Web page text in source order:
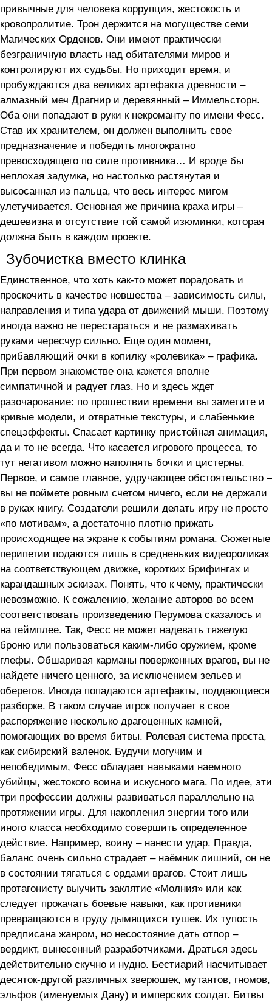
привычные для человека коррупция, жестокость и
кровопролитие. Трон держится на могуществе семи
Магических Орденов. Они имеют практически
безграничную власть над обитателями миров и
контролируют их судьбы. Но приходит время, и
пробуждаются два великих артефакта древности –
алмазный меч Драгнир и деревянный – Иммельсторн.
Оба они попадают в руки к некроманту по имени Фесс.
Став их хранителем, он должен выполнить свое
предназначение и победить многократно
превосходящего по силе противника… И вроде бы
неплохая задумка, но настолько растянутая и
высосанная из пальца, что весь интерес мигом
улетучивается. Основная же причина краха игры –
дешевизна и отсутствие той самой изюминки, которая
должна быть в каждом проекте.
Зубочистка вместо клинка
Единственное, что хоть как-то может порадовать и
проскочить в качестве новшества – зависимость силы,
направления и типа удара от движений мыши. Поэтому
иногда важно не перестараться и не размахивать
руками чересчур сильно. Еще один момент,
прибавляющий очки в копилку «ролевика» – графика.
При первом знакомстве она кажется вполне
симпатичной и радует глаз. Но и здесь ждет
разочарование: по прошествии времени вы заметите и
кривые модели, и отвратные текстуры, и слабенькие
спецэффекты. Спасает картинку пристойная анимация,
да и то не всегда. Что касается игрового процесса, то
тут негативом можно наполнять бочки и цистерны.
Первое, и самое главное, удручающее обстоятельство –
вы не поймете ровным счетом ничего, если не держали
в руках книгу. Создатели решили делать игру не просто
«по мотивам», а достаточно плотно прижать
происходящее на экране к событиям романа. Сюжетные
перипетии подаются лишь в средненьких видеороликах
на соответствующем движке, коротких брифингах и
карандашных эскизах. Понять, что к чему, практически
невозможно. К сожалению, желание авторов во всем
соответствовать произведению Перумова сказалось и
на геймплее. Так, Фесс не может надевать тяжелую
броню или пользоваться каким-либо оружием, кроме
глефы. Обшаривая карманы поверженных врагов, вы не
найдете ничего ценного, за исключением зельев и
оберегов. Иногда попадаются артефакты, поддающиеся
разборке. В таком случае игрок получает в свое
распоряжение несколько драгоценных камней,
помогающих во время битвы. Ролевая система проста,
как сибирский валенок. Будучи могучим и
непобедимым, Фесс обладает навыками наемного
убийцы, жестокого воина и искусного мага. По идее, эти
три профессии должны развиваться параллельно на
протяжении игры. Для накопления энергии того или
иного класса необходимо совершить определенное
действие. Например, воину – нанести удар. Правда,
баланс очень сильно страдает – наёмник лишний, он не
в состоянии тягаться с ордами врагов. Стоит лишь
протагонисту выучить заклятие «Молния» или как
следует прокачать боевые навыки, как противники
превращаются в груду дымящихся тушек. Их тупость
предписана жанром, но несостояние дать отпор –
вердикт, вынесенный разработчиками. Драться здесь
действительно скучно и нудно. Бестиарий насчитывает
десяток-другой различных зверюшек, мутантов, гномов,
эльфов (именуемых Дану) и имперских солдат. Битвы